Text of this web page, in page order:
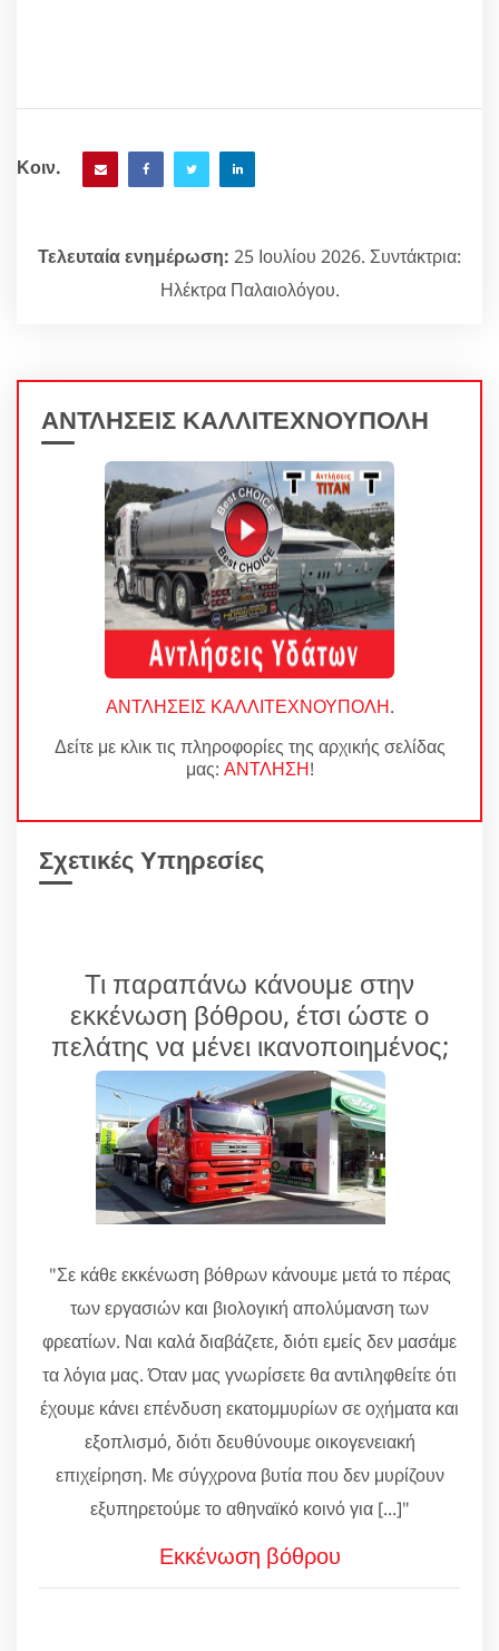
Κοιν.
Τελευταία ενημέρωση: 25 Ιουλίου 2026. Συντάκτρια:
Ηλέκτρα Παλαιολόγου.
ΑΝΤΛΗΣΕΙΣ ΚΑΛΛΙΤΕΧΝΟΥΠΟΛΗ
ΑΝΤΛΗΣΕΙΣ ΚΑΛΛΙΤΕΧΝΟΥΠΟΛΗ.
Δείτε με κλικ τις πληροφορίες της αρχικής σελίδας
μας: ΑΝΤΛΗΣΗ!
Σχετικές Υπηρεσίες
Τι παραπάνω κάνουμε στην
εκκένωση βόθρου, έτσι ώστε ο
πελάτης να μένει ικανοποιημένος;
"Σε κάθε εκκένωση βόθρων κάνουμε μετά το πέρας
των εργασιών και βιολογική απολύμανση των
φρεατίων. Ναι καλά διαβάζετε, διότι εμείς δεν μασάμε
τα λόγια μας. Όταν μας γνωρίσετε θα αντιληφθείτε ότι
έχουμε κάνει επένδυση εκατομμυρίων σε οχήματα και
εξοπλισμό, διότι δευθύνουμε οικογενειακή
επιχείρηση. Με σύγχρονα βυτία που δεν μυρίζουν
εξυπηρετούμε το αθηναϊκό κοινό για [...]"
Εκκένωση βόθρου